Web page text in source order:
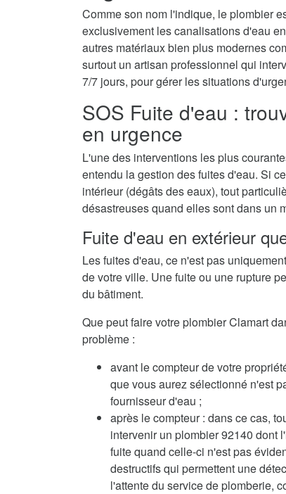
Comme son nom l'indique, le plombier
exclusivement les canalisations d'eau
autres matériaux bien plus modernes
surtout un artisan professionnel qui
7/7 jours, pour gérer les situations
SOS Fuite d'eau :
en urgence
L'une des interventions les plus
entendu la gestion des fuites d'eau. Si
intérieur (dégâts des eaux), tout
désastreuses quand elles sont dans un
Fuite d'eau en extérieur
Les fuites d'eau, ce n'est pas
de votre ville. Une fuite ou une rupture
du bâtiment.
Que peut faire votre plombier Clamart
problème :
avant le compteur de votre
que vous aurez sélectionné n'est
fournisseur d'eau ;
après le compteur : dans ce cas,
intervenir un plombier 92140 dont
fuite quand celle-ci n'est pas
destructifs qui permettent une
l'attente du service de plomberie,